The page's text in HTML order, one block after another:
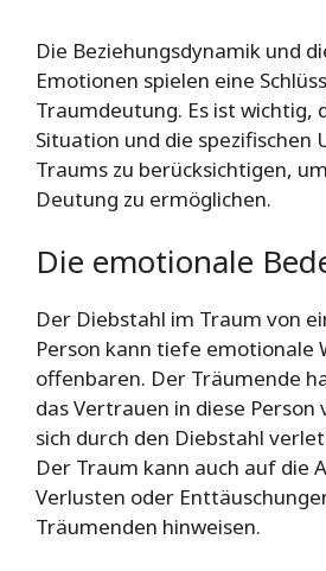
Die Beziehungsdynamik und
Emotionen spielen eine
Traumdeutung. Es ist wichtig,
Situation und die spezifischen
Traums zu berücksichtigen,
Deutung zu ermöglichen.
Die emotionale
Der Diebstahl im Traum von
Person kann tiefe emotionale
offenbaren. Der Träumende
das Vertrauen in diese
sich durch den Diebstahl
Der Traum kann auch auf die
Verlusten oder
Träumenden hinweisen.